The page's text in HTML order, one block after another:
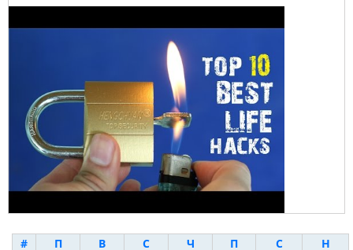
# П В С Ч П С
Н